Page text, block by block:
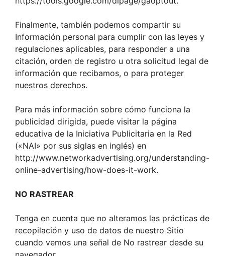
Finalmente, también podemos compartir su
Información personal para cumplir con las leyes y
regulaciones aplicables, para responder a una
citación, orden de registro u otra solicitud legal de
información que recibamos, o para proteger
nuestros derechos.
Para más información sobre cómo funciona la
publicidad dirigida, puede visitar la página
educativa de la Iniciativa Publicitaria en la Red
(«NAI» por sus siglas en inglés) en
http://www.networkadvertising.org/understanding-
online-advertising/how-does-it-work.
NO RASTREAR
Tenga en cuenta que no alteramos las prácticas de
recopilación y uso de datos de nuestro Sitio
cuando vemos una señal de No rastrear desde su